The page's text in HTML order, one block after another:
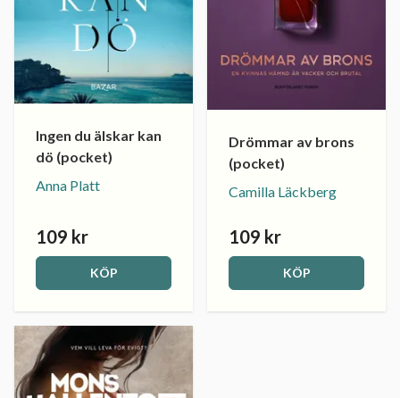
Ingen du älskar kan
dö (pocket)
Anna Platt
109 kr
KÖP
Drömmar av brons
(pocket)
Camilla Läckberg
109 kr
KÖP